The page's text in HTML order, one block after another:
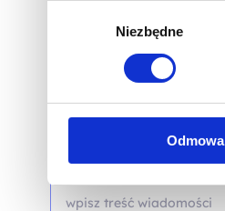
Niezbędne
Odmowa
TREŚĆ WIADOMOŚCI*